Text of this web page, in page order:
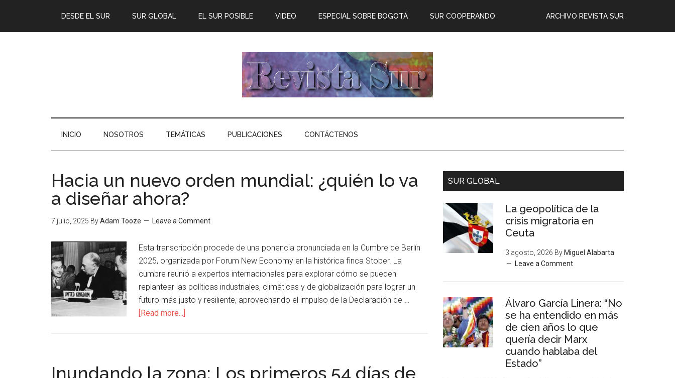
DESDE EL SUR SUR GLOBAL EL SUR POSIBLE ARCHIVO REVISTA SUR
VIDEO ESPECIAL SOBRE BOGOTÁ SUR COOPERANDO
INICIO NOSOTROS TEMÁTICAS PUBLICACIONES CONTÁCTENOS
Hacia un nuevo orden mundial: ¿quién lo va
a diseñar ahora?
7 julio, 2025 ByAdam Tooze Leave a Comment
Esta transcripción procede de una ponencia pronunciada en la Cumbre de Berlín
2025, organizada por Forum New Economy en la histórica finca Stober. La
cumbre reunió a expertos internacionales para explorar cómo se pueden
replantear las políticas industriales, climáticas y de globalización para lograr un
futuro más justo y resiliente, aprovechando el impulso de la Declaración de …
[Read more...]
Inundando la zona: Los primeros 54 días de
SUR GLOBAL
La geopolítica de la
crisis migratoria en
Ceuta
3 agosto, 2026 By Miguel Alabarta
Leave a Comment
Álvaro García Linera: “No
se ha entendido en más
de cien años lo que
quería decir Marx
cuando hablaba del
Estado”